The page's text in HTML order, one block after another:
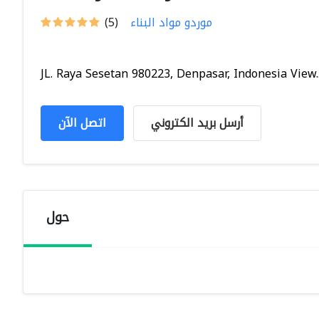
(5) موردو مواد البناء
JL. Raya Sesetan 980223, Denpasar, Indonesia
اتصل الآن أرسل بريد الكتروني
حول